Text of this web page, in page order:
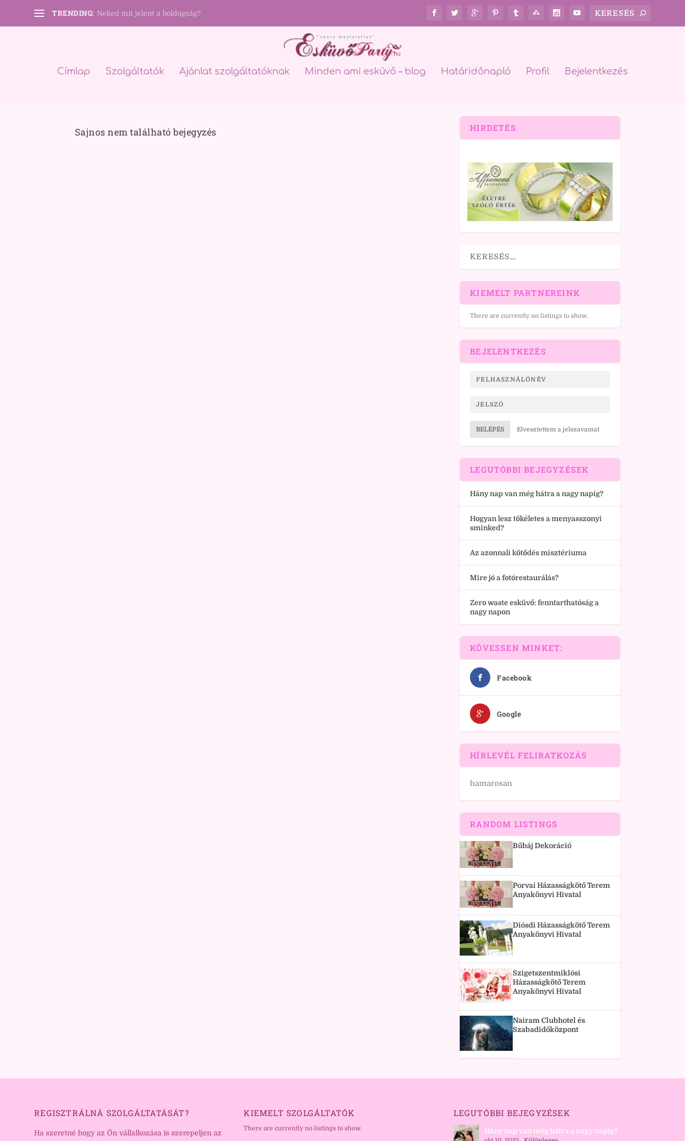
TRENDING: Neked mit jelent a boldogság?
Címlap Szolgáltatók Ajánlat szolgáltatóknak Minden ami esküvő – blog Határidőnapló Profil Bejelentkezés
Sajnos nem található bejegyzés HIRDETÉS
KIEMELT PARTNEREINK
There are currently no listings to show.
BEJELENTKEZÉS
BELÉPÉS Elvesztettem a jelszavamat
LEGUTÓBBI BEJEGYZÉSEK
Hány nap van még hátra a nagy napig?
Hogyan lesz tökéletes a menyasszonyi
sminked?
Az azonnali kötődés misztériuma
Mire jó a fotórestaurálás?
Zero waste esküvő: fenntarthatóság a
nagy napon
KÖVESSEN MINKET:
Facebook
Google
HÍRLEVÉL FELIRATKOZÁS
hamarosan
RANDOM LISTINGS
Bűbáj Dekoráció
Porvai Házasságkötő Terem
Anyakönyvi Hivatal
Diósdi Házasságkötő Terem
Anyakönyvi Hivatal
Szigetszentmiklósi
Házasságkötő Terem
Anyakönyvi Hivatal
Nairam Clubhotel és
Szabadidőközpont
REGISZTRÁLNÁ SZOLGÁLTATÁSÁT?
Ha szeretné hogy az Ön vállalkozása is szerepeljen az
KIEMELT SZOLGÁLTATÓK
There are currently no listings to show.
LEGUTÓBBI BEJEGYZÉSEK
Hány nap van még hátra a nagy napig?